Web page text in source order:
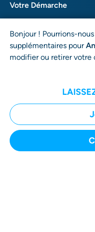
Votre Démarche
Vos Avantages
À propos de User Rights
Rapport de
CGU
Politique de
Bonjour ! Pourrions-
supplémentaires pour
modifier ou retirer votre